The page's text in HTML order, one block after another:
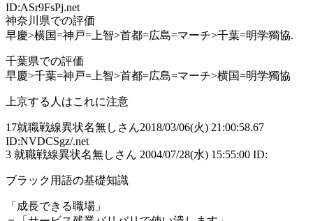
ID:ASr9FsPj.net
神奈川県での評価
早慶>横国=神戸=上智>首都=広島=マーチ>千葉=明学獨協.
千葉県での評価
早慶>千葉=神戸=上智>首都=広島=マーチ>横国=明学獨協
上京する人はこれに注意
17就職戦線異状名無しさん2018/03/06(火) 21:00:58.67
ID:NVDCSgz/.net
3 就職戦線異状名無しさん 2004/07/28(水) 15:55:00 ID:
ブラック用語の基礎知識
「成長できる職場」